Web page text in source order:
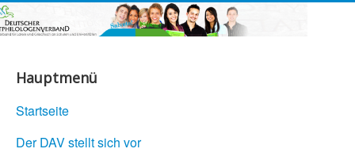
Hauptmenü
Startseite
Der DAV stellt sich vor